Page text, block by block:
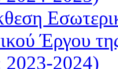
Έργου
2023-2024)